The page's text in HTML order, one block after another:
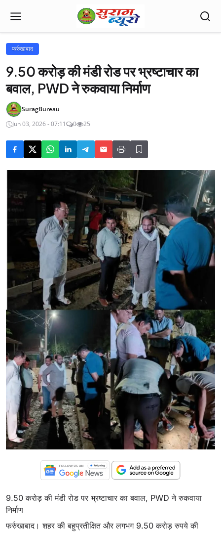
फर्रुखाबाद
9.50 करोड़ की मंडी रोड पर भ्रष्टाचार का
बवाल, PWD ने रुकवाया निर्माण
SuragBureau
Jun 03, 2026 - 07:11
0 25
9.50 करोड़ की मंडी रोड पर भ्रष्टाचार का बवाल, PWD ने रुकवाया
निर्माण
फर्रुखाबाद। शहर की बहुप्रतीक्षित और लगभग 9.50 करोड़ रुपये की